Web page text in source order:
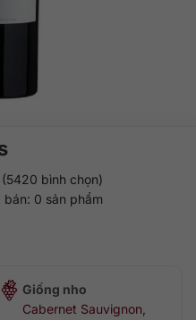
bình chọn)
bán: 0 sản phẩm
Giống nho
Cabernet Sauvignon